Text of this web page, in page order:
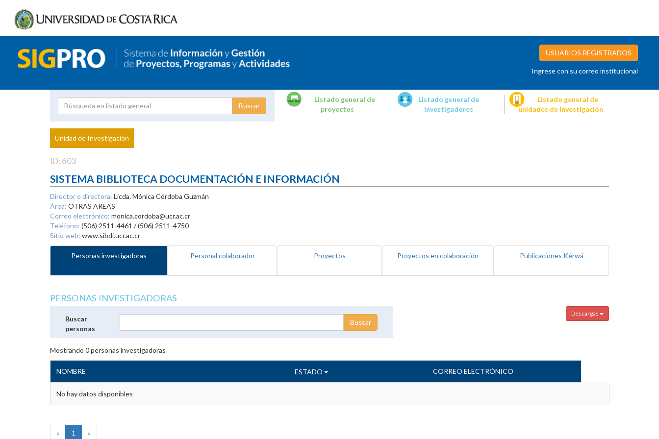
USUARIOS REGISTRADOS
Ingrese con su correo institucional
Proyecto
Investigador
Listado general de
proyectos
Listado general de
investigadores
Listado general de
unidades de investigación
Unidad de Investigación
ID: 603
SISTEMA BIBLIOTECA DOCUMENTACIÓN E INFORMACIÓN
Director o directora: Licda. Mónica Córdoba Guzmán
Área: OTRAS AREAS
Correo electrónico: monica.cordoba@ucr.ac.cr
Teléfono: (506) 2511-4461 / (506) 2511-4750
Sitio web: www.sibdi.ucr.ac.cr
Personas investigadoras Personal colaborador Proyectos Proyectos en colaboración Publicaciones Kérwá
PERSONAS INVESTIGADORAS
Descargas
Buscar
personas
Mostrando 0personas investigadoras
NOMBRE ESTADO CORREO ELECTRÓNICO
No hay datos disponibles
« 1 »